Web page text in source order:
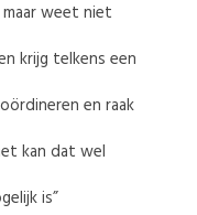
weet niet
krijg telkens een
en raak
kan dat wel
is”